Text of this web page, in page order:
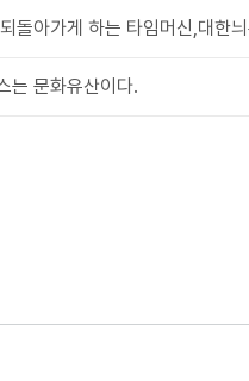
돌아가게 하는 타임머신,대한
는 문화유산이다.